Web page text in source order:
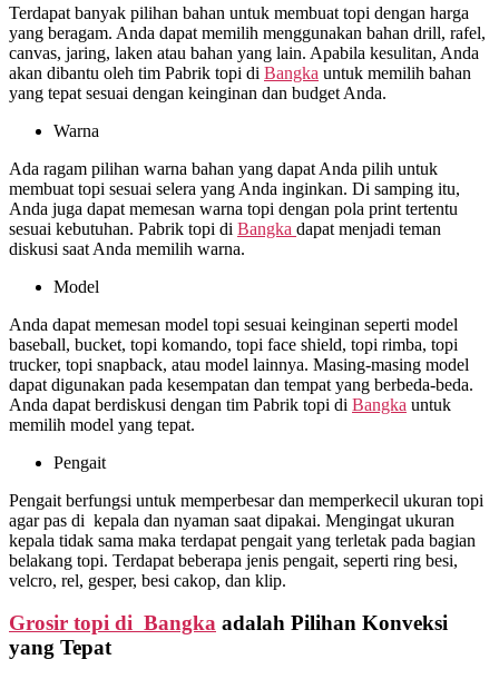
Terdapat banyak pilihan bahan untuk membuat topi dengan harga
yang beragam. Anda dapat memilih menggunakan bahan drill, rafel,
canvas, jaring, laken atau bahan yang lain. Apabila kesulitan, Anda
akan dibantu oleh tim Pabrik topi di Bangka untuk memilih bahan
yang tepat sesuai dengan keinginan dan budget Anda.
Warna
Ada ragam pilihan warna bahan yang dapat Anda pilih untuk
membuat topi sesuai selera yang Anda inginkan. Di samping itu,
Anda juga dapat memesan warna topi dengan pola print tertentu
sesuai kebutuhan. Pabrik topi di Bangka dapat menjadi teman
diskusi saat Anda memilih warna.
Model
Anda dapat memesan model topi sesuai keinginan seperti model
baseball, bucket, topi komando, topi face shield, topi rimba, topi
trucker, topi snapback, atau model lainnya. Masing-masing model
dapat digunakan pada kesempatan dan tempat yang berbeda-beda.
Anda dapat berdiskusi dengan tim Pabrik topi di Bangka untuk
memilih model yang tepat.
Pengait
Pengait berfungsi untuk memperbesar dan memperkecil ukuran topi
agar pas di kepala dan nyaman saat dipakai. Mengingat ukuran
kepala tidak sama maka terdapat pengait yang terletak pada bagian
belakang topi. Terdapat beberapa jenis pengait, seperti ring besi,
velcro, rel, gesper, besi cakop, dan klip.
Grosir topi di Bangka adalah Pilihan Konveksi
yang Tepat